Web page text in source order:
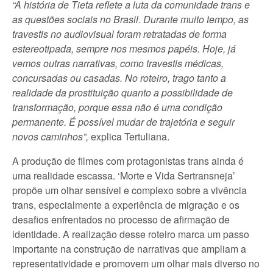
“A história de Tieta reflete a luta da comunidade trans e
as questões sociais no Brasil. Durante muito tempo, as
travestis no audiovisual foram retratadas de forma
estereotipada, sempre nos mesmos papéis. Hoje, já
vemos outras narrativas, como travestis médicas,
concursadas ou casadas. No roteiro, trago tanto a
realidade da prostituição quanto a possibilidade de
transformação, porque essa não é uma condição
permanente. É possível mudar de trajetória e seguir
novos caminhos”, explica Tertuliana.
A produção de filmes com protagonistas trans ainda é
uma realidade escassa. ‘Morte e Vida Sertransneja’
propõe um olhar sensível e complexo sobre a vivência
trans, especialmente a experiência de migração e os
desafios enfrentados no processo de afirmação de
identidade. A realização desse roteiro marca um passo
importante na construção de narrativas que ampliam a
representatividade e promovem um olhar mais diverso no